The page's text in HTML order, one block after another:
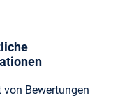
von Bewertungen